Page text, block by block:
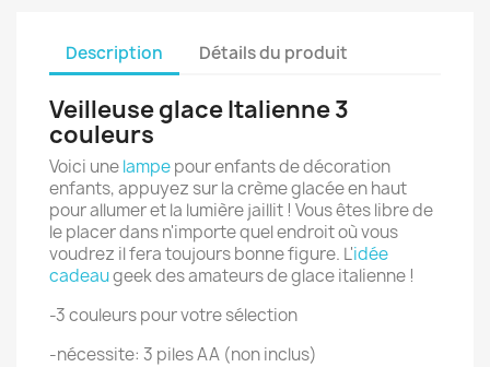
Description Détails du produit
Veilleuse glace Italienne 3
couleurs
Voici unelampepour enfants de décoration
enfants, appuyez sur la crème glacée en haut
pour allumer et la lumière jaillit ! Vous êtes libre de
le placer dans n'importe quel endroit où vous
voudrez il fera toujours bonne figure. L'idée
cadeaugeek des amateurs de glace italienne !
-3 couleurs pour votre sélection
-nécessite: 3 piles AA (non inclus)